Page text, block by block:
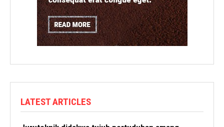
LATEST ARTICLES